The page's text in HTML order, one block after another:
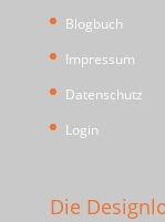
Blogbuch
Impressum
Datenschutz
Login
Die